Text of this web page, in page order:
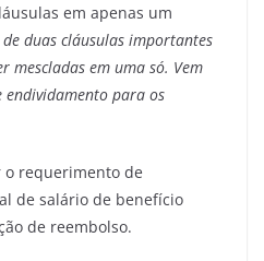
em apenas um
de duas cláusulas importantes
mescladas em uma só. Vem
endividamento para os
o requerimento de
de salário de benefício
de reembolso.